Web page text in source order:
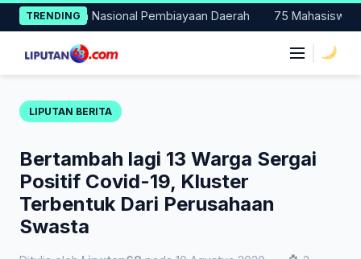
Skip
to
content
TRENDINGNasional Pembiayaan Daerah 75 Mahasiswa
LIPUTAN BERITA
Bertambah lagi 13 Warga Sergai
Positif Covid-19, Kluster
Terbentuk Dari Perusahaan
Swasta